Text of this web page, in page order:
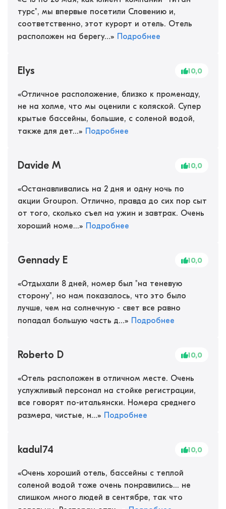
турс", мы впервые посетили Словению и,
соответственно, этот курорт и отель. Отель
расположен на берегу...» Подробнее
Elys 10,0
«Отличное расположение, близко к променаду,
не на холме, что мы оценили с коляской. Супер
крытые бассейны, большие, с соленой водой,
также для дет...» Подробнее
Davide M 10,0
«Останавливались на 2 дня и одну ночь по
акции Groupon. Отлично, правда до сих пор сыт
от того, сколько съел на ужин и завтрак. Очень
хороший номе...» Подробнее
Gennady E 10,0
«Отдыхали 8 дней, номер был "на теневую
сторону", но нам показалось, что это было
лучше, чем на солнечную - свет все равно
попадал большую часть д...» Подробнее
Roberto D 10,0
«Отель расположен в отличном месте. Очень
услужливый персонал на стойке регистрации,
все говорят по-итальянски. Номера среднего
размера, чистые, н...» Подробнее
kadul74 10,0
«Очень хороший отель, бассейны с теплой
соленой водой тоже очень понравились... не
слишком много людей в сентябре, так что